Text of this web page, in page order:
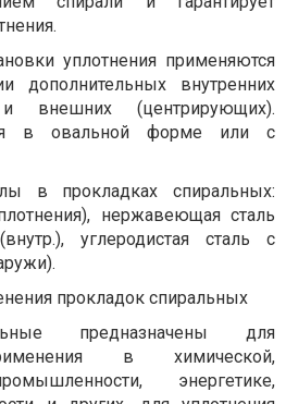
уплотнения применяются
дополнительных внутренних
внешних (центрирующих).
в овальной форме или с
в прокладках спиральных:
нержавеющая сталь
углеродистая сталь с
прокладок спиральных
предназначены для
в химической,
энергетике,